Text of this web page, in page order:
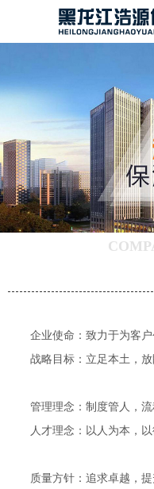
企业使命：致力于为客户
战略目标：立足本土，放
管理理念：制度管人，流
人才理念：以人为本，
质量方针：追求卓越，提